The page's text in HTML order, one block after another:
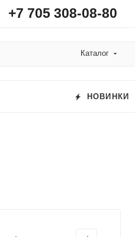
+7 705 308-08-80
Каталог
НОВИНКИ